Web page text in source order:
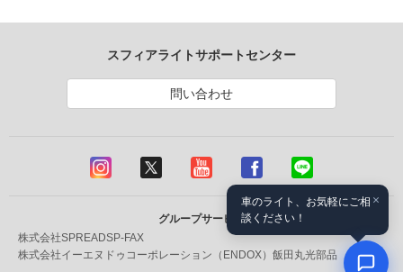
スフィアライトサポートセンター
問い合わせ
グループサービス
株式会社SPREADSP-FAX
株式会社イーエヌドゥコーポレーション（ENDOX） 飯田丸光部品
×
車のライト、お気軽にご相
談ください！